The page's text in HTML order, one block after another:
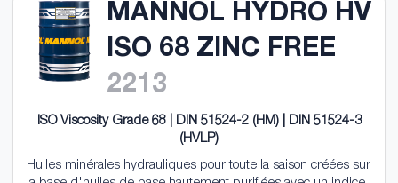
MANNOL HYDRO HV
ISO 68 ZINC FREE
2213
ISO Viscosity Grade 68 | DIN 51524-2 (HM) | DIN 51524-3
(HVLP)
Huiles minérales hydrauliques pour toute la saison créées sur